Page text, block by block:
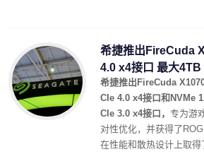
希捷推出FireCuda
4.0 x4接口 最大4TB
希捷推出FireCuda
CIe 4.0 x4接口和NVMe
CIe 3.0 x4接口， 专为游
对性优化，并获得了
在性能和散热设计上取